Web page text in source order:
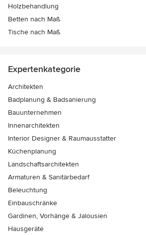
Holzbehandlung
Betten nach Maß
Tische nach Maß
Expertenkategorie
Architekten
Badplanung & Badsanierung
Bauunternehmen
Innenarchitekten
Interior Designer & Raumausstatter
Küchenplanung
Landschaftsarchitekten
Armaturen & Sanitärbedarf
Beleuchtung
Einbauschränke
Gardinen, Vorhänge & Jalousien
Hausgeräte